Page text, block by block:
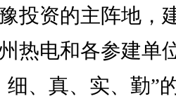
投资的主阵地，
热电和各参建单
细、真、实、勤”